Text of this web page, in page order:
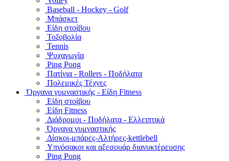
Baseball - Hockey - Golf
Μπάσκετ
Είδη στοίβου
Τοξοβολία
Tennis
Ψυχαγωγία
Ping Pong
Πατίνια - Rollers - Ποδήλατα
Πολεμικές Τέχνες
Όργανα γυμναστικής - Είδη Fitness
Είδη στοίβου
Είδη Fitness
Διάδρομοι - Ποδήλατα - Ελλειπτικά
Όργανα γυμναστικής
Δίσκοι-μπάρες-Αλτήρες-kettlebell
Υπνόσακοι και αξεσουάρ διανυκτέρευσης
Ping Pong